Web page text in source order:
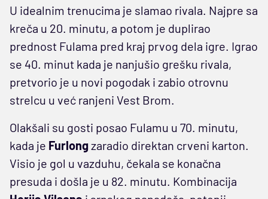
U idealnim trenucima je slamao rivala. Najpre sa
kreča u 20. minutu, a potom je duplirao
prednost Fulama pred kraj prvog dela igre. Igrao
se 40. minut kada je nanjušio grešku rivala,
pretvorio je u novi pogodak i zabio otrovnu
strelcu u već ranjeni Vest Brom.
Olakšali su gosti posao Fulamu u 70. minutu,
kada je Furlongzaradio direktan crveni karton.
Visio je gol u vazduhu, čekala se konačna
presuda i došla je u 82. minutu. Kombinacija